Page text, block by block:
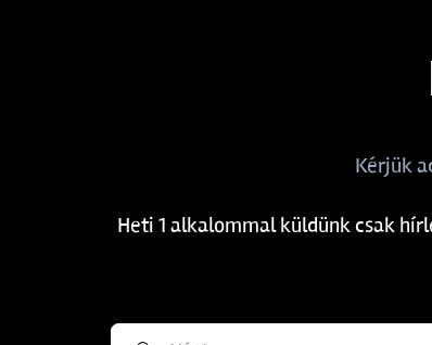
Kérjük
Heti 1 alkalommal küldünk csak